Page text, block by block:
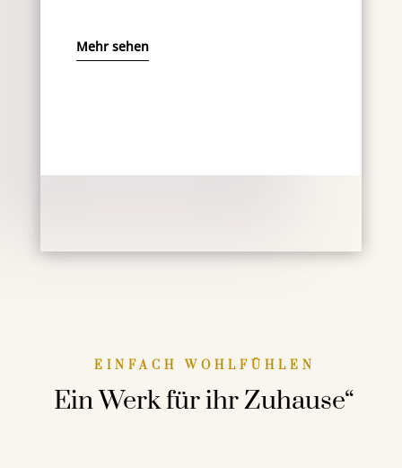
Mehr sehen
EINFACH WOHLFÜHLEN
Ein Werk für ihr Zuhause“